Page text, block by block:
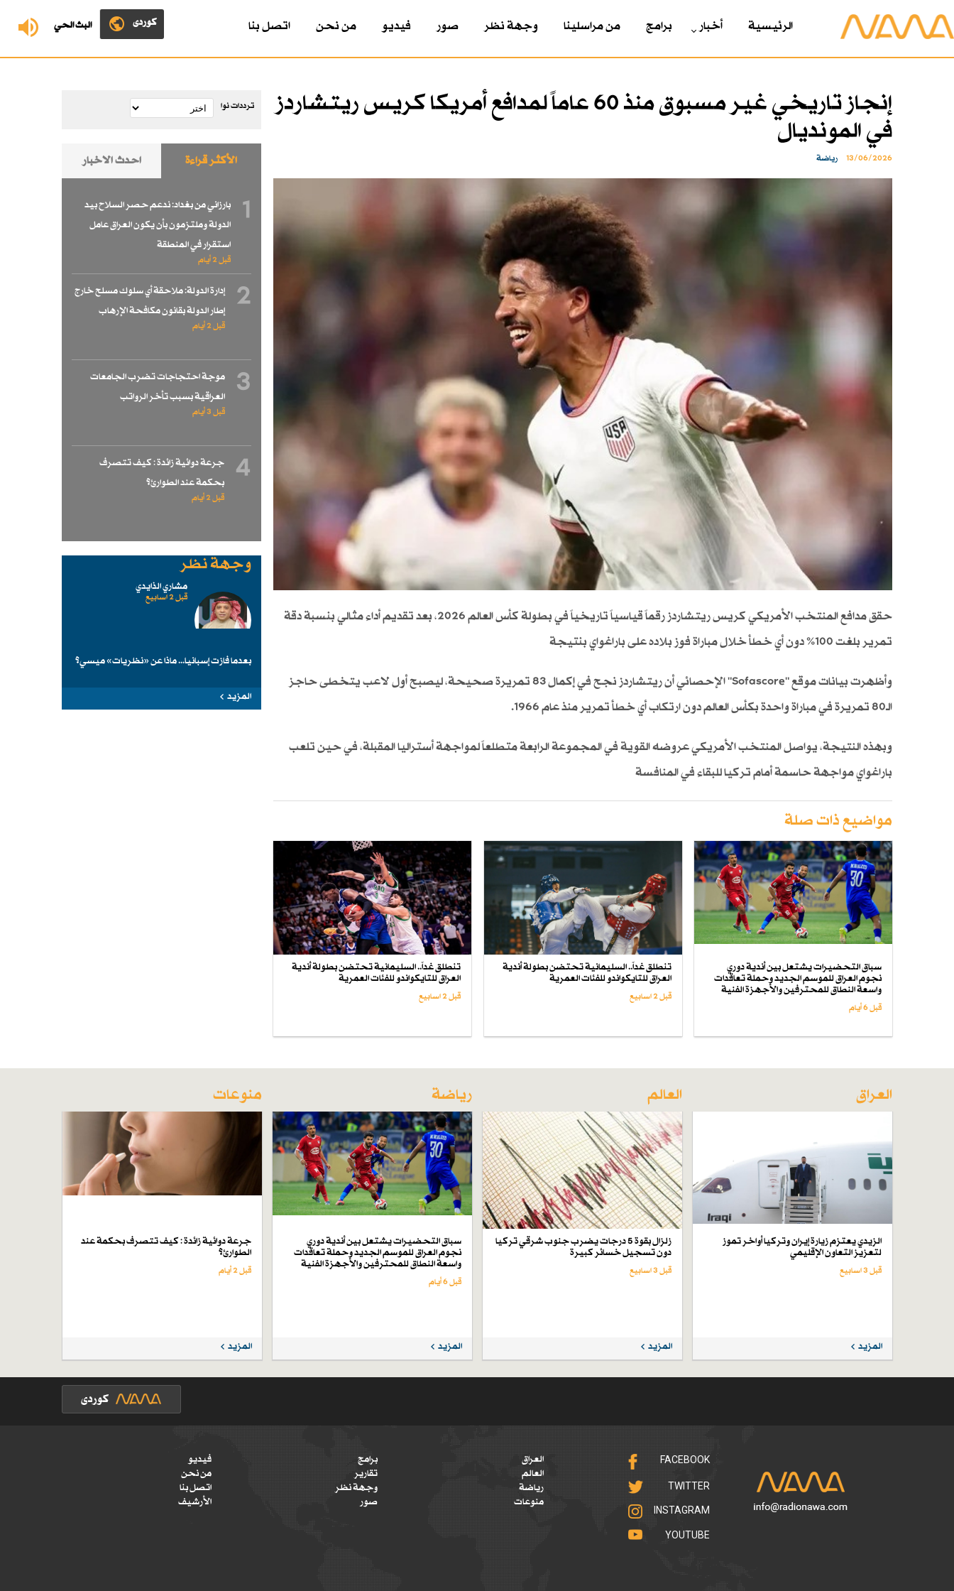
البث الحي کوردی الرئیسیة أخبار برامج من مراسلينا وجهة نظر صور فيديو من نحن اتصل بنا
إنجاز تاريخي غير مسبوق منذ 60 عاماً لمدافع أمريكا كريس ريتشاردز
في المونديال
13/06/2026 رياضة
حقق مدافع المنتخب الأمريكي كريس ريتشاردز رقماً قياسياً تاريخياً في بطولة كأس العالم 2026، بعد تقديم أداء مثالي بنسبة دقة
تمرير بلغت 100% دون أي خطأ خلال مباراة فوز بلاده على باراغواي بنتيجة
وأظهرت بيانات موقع "Sofascore" الإحصائي أن ريتشاردز نجح في إكمال 83 تمريرة صحيحة، ليصبح أول لاعب يتخطى حاجز
الـ80 تمريرة في مباراة واحدة بكأس العالم دون ارتكاب أي خطأ تمرير منذ عام 1966.
وبهذه النتيجة، يواصل المنتخب الأمريكي عروضه القوية في المجموعة الرابعة متطلعاً لمواجهة أستراليا المقبلة، في حين تلعب
باراغواي مواجهة حاسمة أمام تركيا للبقاء في المنافسة
مواضيع ذات صلة
سباق التحضيرات يشتعل بين أندية دوري
نجوم العراق للموسم الجديد وحملة تعاقدات
واسعة النطاق للمحترفين والأجهزة الفنية
قبل 6 أيام
تنطلق غداً.. السليمانية تحتضن بطولة أندية
العراق للتايكواندو للفئات العمرية
قبل 2 اسابیع
تنطلق غداً.. السليمانية تحتضن بطولة أندية
العراق للتايكواندو للفئات العمرية
قبل 2 اسابیع
ترددات نوا
الأكثر قراءة احدث الاخبار
1
بارزاني من بغداد: ندعم حصر السلاح بيد
الدولة وملتزمون بأن يكون العراق عامل
استقرار في المنطقة
قبل 2 أيام
2
إدارة الدولة: ملاحقة أي سلوك مسلح خارج
إطار الدولة بقانون مكافحة الإرهاب
قبل 2 أيام
3
موجة احتجاجات تضرب الجامعات
العراقية بسبب تأخر الرواتب
قبل 3 أيام
4
جرعة دوائية زائدة : كيف تتصرف
بحكمة عند الطوارئ؟
قبل 2 أيام
وجهة نظر
مشاري الذايدي
قبل 2 اسابیع
بعدما فازت إسبانيا... ماذا عن «نظريات» ميسي؟
المزيد
العراق
الزيدي يعتزم زيارة إيران وتركيا أواخر تموز
لتعزيز التعاون الإقليمي
قبل 3 اسابیع
المزيد
العالم
زلزال بقوة 5 درجات يضرب جنوب شرقي تركيا
دون تسجيل خسائر كبيرة
قبل 3 اسابیع
المزيد
رياضة
سباق التحضيرات يشتعل بين أندية دوري
نجوم العراق للموسم الجديد وحملة تعاقدات
واسعة النطاق للمحترفين والأجهزة الفنية
قبل 6 أيام
المزيد
منوعات
جرعة دوائية زائدة : كيف تتصرف بحكمة عند
الطوارئ؟
قبل 2 أيام
المزيد
FACEBOOK
TWITTER
INSTAGRAM
YOUTUBE
العراق
العالم
رياضة
منوعات
برامج
تقارير
وجهة نظر
صور
فيديو
من نحن
اتصل بنا
الأرشيف